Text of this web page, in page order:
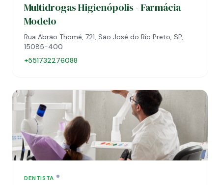
Multidrogas Higienópolis - Farmácia
Modelo
Rua Abrão Thomé, 721, São José do Rio Preto, SP,
15085-400
+551732276088
DENTISTA